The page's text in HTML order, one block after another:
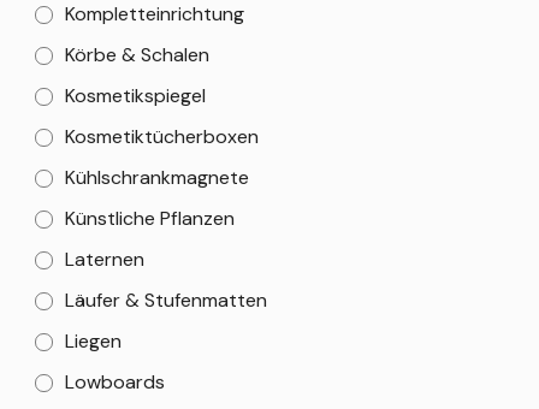
Kompletteinrichtung
Körbe & Schalen
Kosmetikspiegel
Kosmetiktücherboxen
Kühlschrankmagnete
Künstliche Pflanzen
Laternen
Läufer & Stufenmatten
Liegen
Lowboards